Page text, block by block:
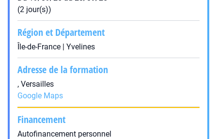
(2 jour(s))
Région et Département
Île-de-France | Yvelines
Adresse de la formation
, Versailles
Google Maps
Financement
Autofinancement personnel